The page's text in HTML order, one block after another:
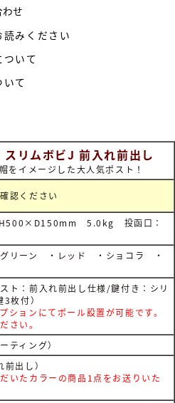
せ
みください
いて
て
リムボビJ 前入れ前出し
イメージした大人気ポスト！
認ください
5.0kg 投函口：
リーン ・レッド ・ショコラ ・
ト：前入れ前出し仕様/鍵付き：シリ
枚付）
ションにてポール設置が可能です。
さい。
ティング）
出し）
いたカラーの商品1点をお送りいた